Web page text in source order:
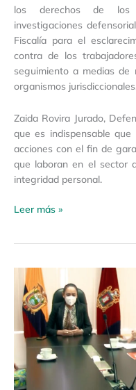
los derechos de los
investigaciones
Fiscalía para el
contra de los
seguimiento a medias de
organismos
Zaida Rovira Jurado,
que es indispensable
acciones con el fin de
que laboran en el sector
integridad personal.
Leer más »
Boletín
de
Prensa
21